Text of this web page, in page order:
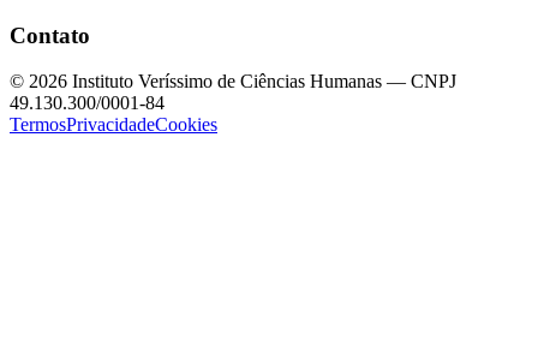
Contato
© 2026 Instituto Veríssimo de Ciências Humanas — CNPJ
49.130.300/0001-84
TermosPrivacidadeCookies